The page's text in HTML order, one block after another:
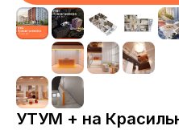
УТУМ + на